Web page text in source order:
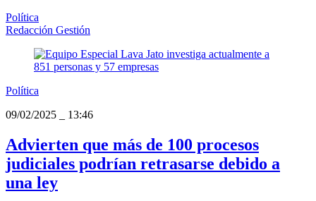
Política
Redacción Gestión
Política
09/02/2025
13:46
Advierten que más de 100 procesos
judiciales podrían retrasarse debido a
una ley